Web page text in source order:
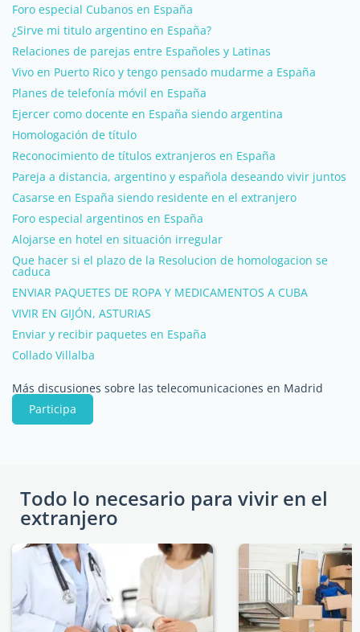
Foro especial Cubanos en España
¿Sirve mi titulo argentino en España?
Relaciones de parejas entre Españoles y Latinas
Vivo en Puerto Rico y tengo pensado mudarme a España
Planes de telefonía móvil en España
Ejercer como docente en España siendo argentina
Homologación de título
Reconocimiento de títulos extranjeros en España
Pareja a distancia, argentino y española deseando vivir juntos
Casarse en España siendo residente en el extranjero
Foro especial argentinos en España
Alojarse en hotel en situación irregular
Que hacer si el plazo de la Resolucion de homologacion se
caduca
ENVIAR PAQUETES DE ROPA Y MEDICAMENTOS A CUBA
VIVIR EN GIJÓN, ASTURIAS
Enviar y recibir paquetes en España
Collado Villalba
Más discusiones sobre las telecomunicaciones en Madrid
Participa
Todo lo necesario para vivir en el
extranjero